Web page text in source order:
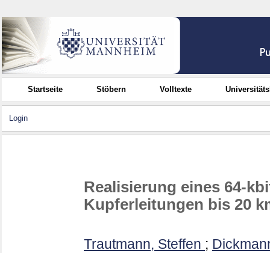
Startseite Stöbern Volltexte
Login
Realisierung eines 64-
Kupferleitungen bis 20
Trautmann, Steffen ;